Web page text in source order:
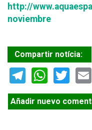
http://
noviembre
Compartir notícia:
Telegram
Añadir nuevo